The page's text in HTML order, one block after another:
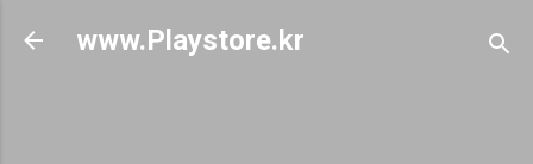
기본 콘텐츠로 건너뛰기
www.Playstore.kr